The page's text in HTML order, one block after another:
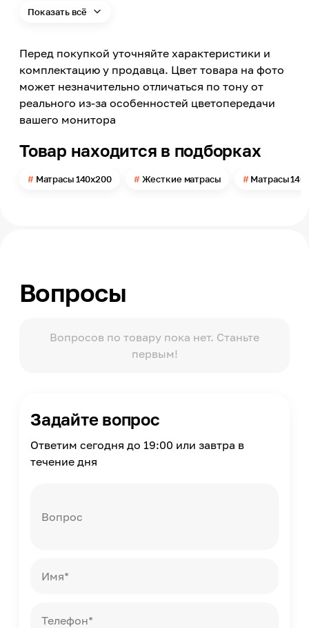
Конструкция матраса
Блок независимых пружин
130
Взрослые
Анатомические свойства
Высокие
Толщина
Трикотаж
Показать всё
Перед покупкой уточняйте характеристики и
комплектацию у продавца. Цвет товара на фото
может незначительно отличаться по тону от
реального из-за особенностей цветопередачи
вашего монитора
Товар находится в подборках
Матрасы 140х200 Жесткие матрасы Матрасы 140
Вопросы
Вопросов по товару пока нет. Станьте
первым!
Задайте вопрос
Ответим сегодня до 19:00 или завтра в
течение дня
Вопрос
Имя*
Телефон*